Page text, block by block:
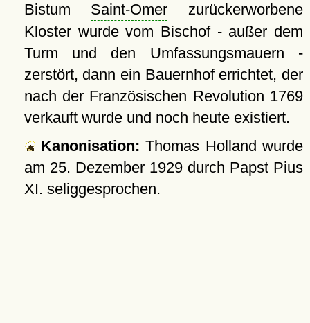
Bistum Saint-Omer zurückerworbene
Kloster wurde vom Bischof - außer dem
Turm und den Umfassungsmauern -
zerstört, dann ein Bauernhof errichtet, der
nach der Französischen Revolution 1769
verkauft wurde und noch heute existiert.
Kanonisation: Thomas Holland wurde
am 25. Dezember 1929durch Papst Pius
XI. seliggesprochen.